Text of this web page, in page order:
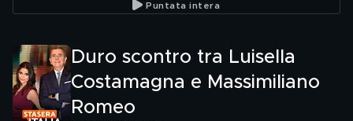
Puntata intera
Duro scontro tra Luisella
Costamagna e Massimiliano
Romeo